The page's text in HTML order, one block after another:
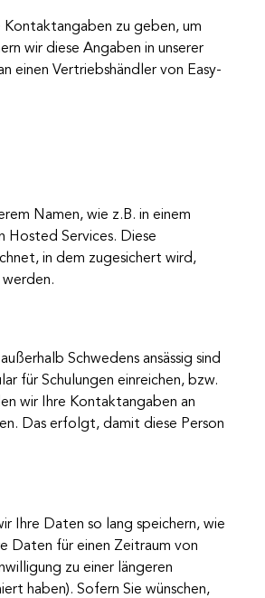
Kontaktangaben zu geben, um
wir diese Angaben in unserer
einen Vertriebshändler von Easy-
Namen, wie z.B. in einem
Hosted Services. Diese
in dem zugesichert wird,
Schwedens ansässig sind
für Schulungen einreichen, bzw.
wir Ihre Kontaktangaben an
Das erfolgt, damit diese Person
Ihre Daten so lang speichern, wie
Daten für einen Zeitraum von
zu einer längeren
haben). Sofern Sie wünschen,